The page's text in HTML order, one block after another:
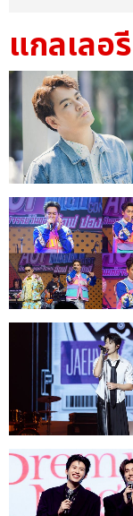
แกลเลอรี